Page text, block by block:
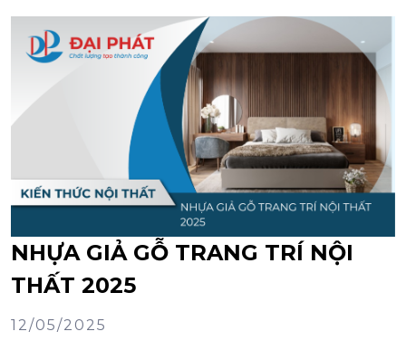
NHỰA GIẢ GỖ TRANG TRÍ NỘI
THẤT 2025
12/05/2025